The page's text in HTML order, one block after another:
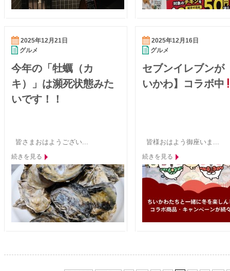
2025年12月21日
グルメ
今年の「牡蠣（カ
キ）」は瀕死状態みた
いです！！
皆さまおはようござい...
続きを見る
2025年12月16日
グルメ
セブンイレブンが
いかわ】コラボ中
皆様おはよう御座いま...
続きを見る